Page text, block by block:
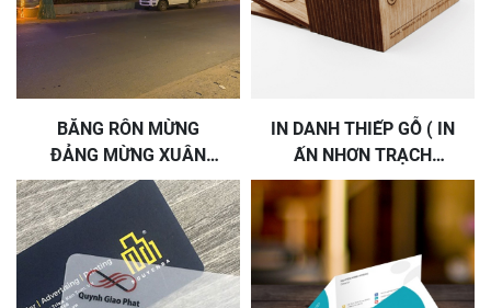
BĂNG RÔN MỪNG
ĐẢNG MỪNG XUÂN
BÍNH NGỌ
IN DANH THIẾP GỖ ( IN
ẤN NHƠN TRẠCH
ĐỒNG NAI )